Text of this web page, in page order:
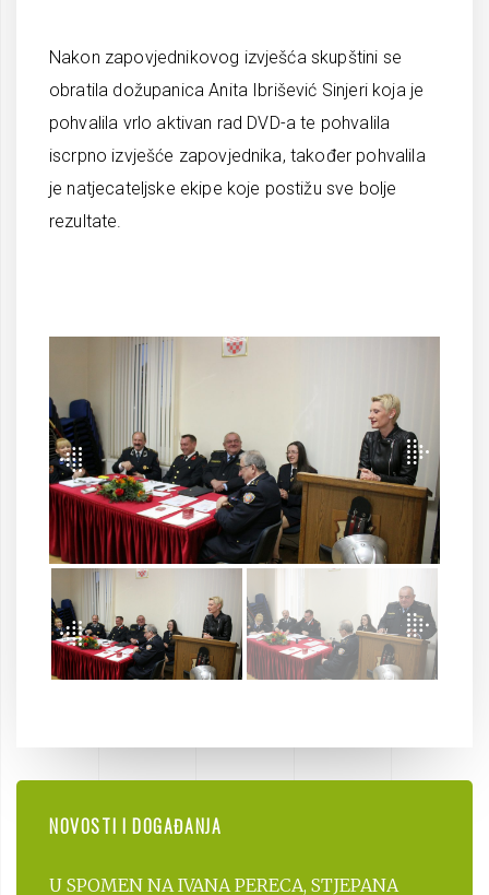
Nakon zapovjednikovog izvješća skupštini se
obratila dožupanica Anita Ibrišević Sinjeri koja je
pohvalila vrlo aktivan rad DVD-a te pohvalila
iscrpno izvješće zapovjednika, također pohvalila
je natjecateljske ekipe koje postižu sve bolje
rezultate.
NOVOSTI I DOGAĐANJA
U SPOMEN NA IVANA PERECA, STJEPANA